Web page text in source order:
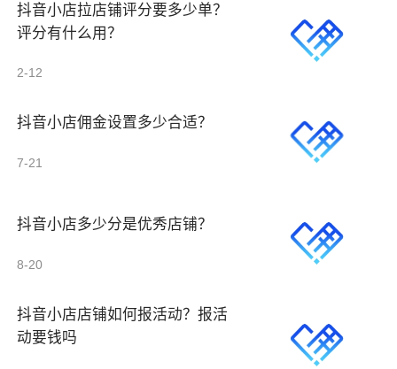
抖音小店拉店铺评分要多少单？
评分有什么用？
2-12
抖音小店佣金设置多少合适？
7-21
抖音小店多少分是优秀店铺？
8-20
抖音小店店铺如何报活动？报活
动要钱吗